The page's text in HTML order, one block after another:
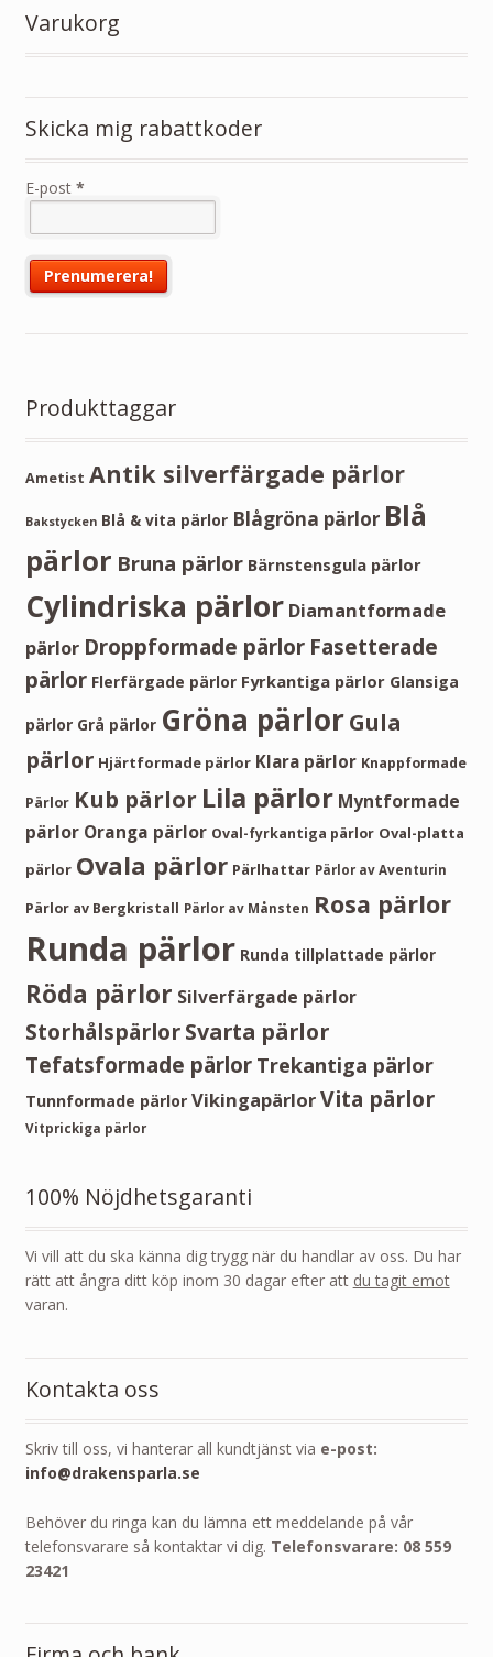
Varukorg
Skicka mig rabattkoder
E-post *
Produkttaggar
Ametist Antik silverfärgade pärlor
Bakstycken Blå & vita pärlor Blågröna pärlor Blå
pärlor Bruna pärlor Bärnstensgula pärlor
Cylindriska pärlor Diamantformade
pärlor Droppformade pärlor Fasetterade
pärlor Flerfärgade pärlor Fyrkantiga pärlor Glansiga
pärlor Grå pärlor Gröna pärlorGula
pärlor Hjärtformade pärlor Klara pärlor Knappformade
Pärlor Kub pärlor Lila pärlor Myntformade
pärlor Oranga pärlor Oval-fyrkantiga pärlor Oval-platta
pärlor Ovala pärlor Pärlhattar Pärlor av Aventurin
Pärlor av Bergkristall Pärlor av Månsten Rosa pärlor
Runda pärlor Runda tillplattade pärlor
Röda pärlor Silverfärgade pärlor
StorhålspärlorSvarta pärlor
Tefatsformade pärlor Trekantiga pärlor
Tunnformade pärlor VikingapärlorVita pärlor
Vitprickiga pärlor
100% Nöjdhetsgaranti
Vi vill att du ska känna dig trygg när du handlar av oss. Du har
rätt att ångra ditt köp inom 30 dagar efter att du tagit emot
varan.
Kontakta oss
Skriv till oss, vi hanterar all kundtjänst via e-post:
info@drakensparla.se
Behöver du ringa kan du lämna ett meddelande på vår
telefonsvarare så kontaktar vi dig. Telefonsvarare: 08 559
23421